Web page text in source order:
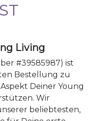
Living
#39585987) ist
Bestellung zu
Deiner Young
Wir
beliebtesten,